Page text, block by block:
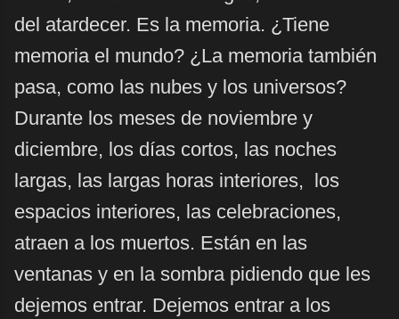
del atardecer. Es la memoria. ¿Tiene
memoria el mundo? ¿La memoria también
pasa, como las nubes y los universos?
Durante los meses de noviembre y
diciembre, los días cortos, las noches
largas, las largas horas interiores, los
espacios interiores, las celebraciones,
atraen a los muertos. Están en las
ventanas y en la sombra pidiendo que les
dejemos entrar. Dejemos entrar a los